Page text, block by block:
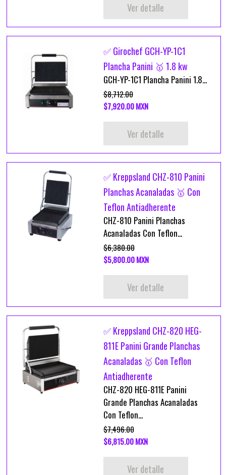
Ver detalle
✅ Girochef GCH-YP-1C1
Plancha Panini 🥇 1.8 kw
GCH-YP-1C1 Plancha Panini 1.8...
$8,712.00
$7,920.00 MXN
Ver detalle
✅ Kreppsland CHZ-810 Panini
Planchas Acanaladas 🥇 Con
Teflon Antiadherente
CHZ-810 Panini Planchas
Acanaladas Con Teflon...
$6,380.00
$5,800.00 MXN
Ver detalle
✅ Kreppsland CHZ-820 HEG-
811E Panini Grande Planchas
Acanaladas 🥇 Con Teflon
Antiadherente
CHZ-820 HEG-811E Panini
Grande Planchas Acanaladas
Con Teflon...
$7,496.00
$6,815.00 MXN
Ver detalle